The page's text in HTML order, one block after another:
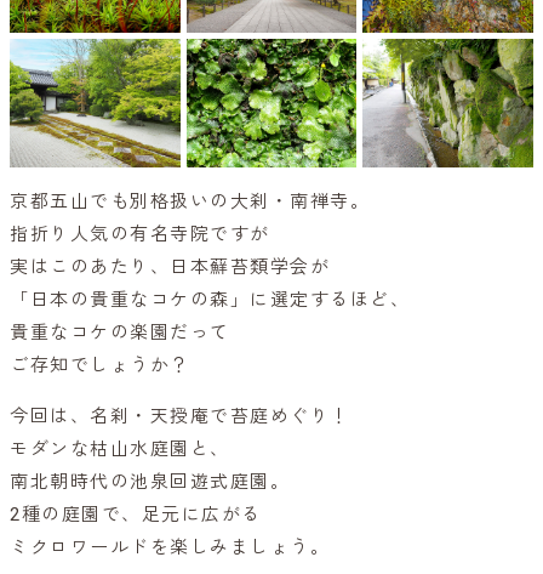
京都五山でも別格扱いの大刹・南禅寺。
指折り人気の有名寺院ですが
実はこのあたり、日本蘚苔類学会が
「日本の貴重なコケの森」に選定するほど、
貴重なコケの楽園だって
ご存知でしょうか？
今回は、名刹・天授庵で苔庭めぐり！
モダンな枯山水庭園と、
南北朝時代の池泉回遊式庭園。
2種の庭園で、足元に広がる
ミクロワールドを楽しみましょう。